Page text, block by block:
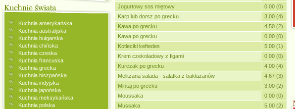
Kuchnia amerykańska
Kuchnia australijska
Kuchnia bułgarska
Kuchnia chińska
Kuchnia czeska
Kuchnia francuska
Kuchnia grecka
Kuchnia hiszpańska
Kuchnia indyjska
Kuchnia japońska
Kuchnia meksykańska
Kuchnia polska
Jogurtowy sos miętowy
0.00 (0)
Karp lub dorsz po grecku
3.00 (4)
Kawa po grecku
4.50 (2)
Kawa po grecku
0.00 (0)
Kotleciki keftedes
5.00 (1)
Krem czekoladowy z figami
0.00 (0)
Kurczak po grecku
4.00 (4)
Melitzana salada - sałatka z bakłażanów
4.67 (3)
Mintaj po grecku
3.00 (2)
Moussaka
0.00 (0)
Mussaka
5.00 (2)